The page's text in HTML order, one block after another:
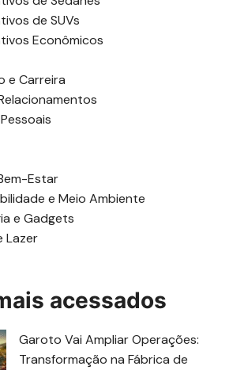
de SUVs
Econômicos
e Carreira
Estar
e Meio Ambiente
e Gadgets
Lazer
acessados
Garoto Vai Ampliar Operações:
Transformação na Fábrica de